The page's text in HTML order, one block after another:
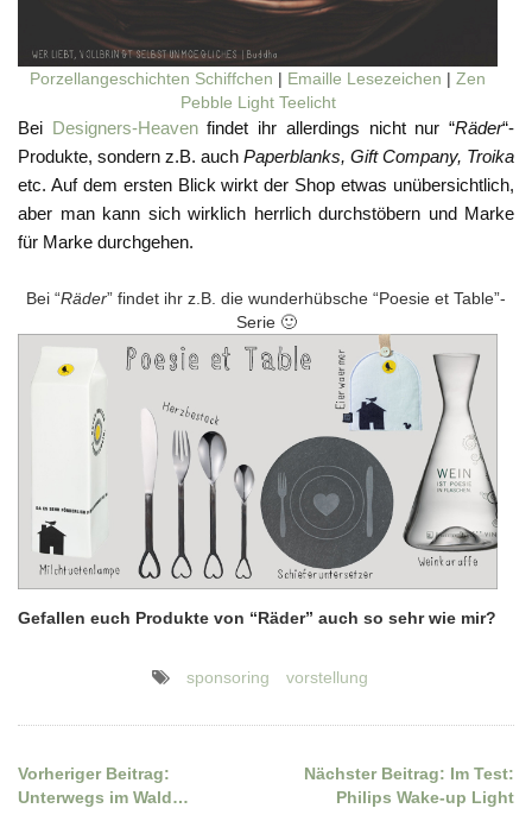
Porzellangeschichten Schiffchen | Emaille Lesezeichen | Zen
Pebble Light Teelicht
Bei Designers-Heavenfindet ihr allerdings nicht nur “Räder“-
Produkte, sondern z.B. auch Paperblanks, Gift Company, Troika
etc. Auf dem ersten Blick wirkt der Shop etwas unübersichtlich,
aber man kann sich wirklich herrlich durchstöbern und Marke
für Marke durchgehen.
Bei “Räder” findet ihr z.B. die wunderhübsche “Poesie et Table”-
Serie 🙂
Gefallen euch Produkte von “Räder” auch so sehr wie mir?
sponsoring vorstellung
Beitragsnavigation
Vorheriger Beitrag:
Unterwegs im Wald…
Nächster Beitrag: Im Test:
Philips Wake-up Light